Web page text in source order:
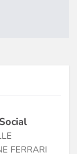
FERRARI